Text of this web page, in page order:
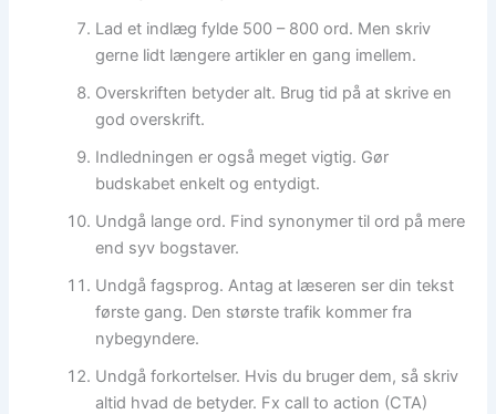
Lad et indlæg fylde 500 – 800 ord. Men skriv
gerne lidt længere artikler en gang imellem.
Overskriften betyder alt. Brug tid på at skrive en
god overskrift.
Indledningen er også meget vigtig. Gør
budskabet enkelt og entydigt.
Undgå lange ord. Find synonymer til ord på mere
end syv bogstaver.
Undgå fagsprog. Antag at læseren ser din tekst
første gang. Den største trafik kommer fra
nybegyndere.
Undgå forkortelser. Hvis du bruger dem, så skriv
altid hvad de betyder. Fx call to action (CTA)